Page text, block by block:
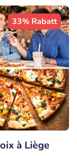
33% Rabatt
à Liège